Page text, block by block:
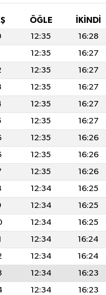
ÖĞLE İKINDI
12:35 16:28
12:35 16:27
12:35 16:27
12:35 16:27
12:35 16:27
12:35 16:27
12:35 16:26
12:35 16:26
12:35 16:26
12:34 16:25
12:34 16:25
12:34 16:25
12:34 16:24
12:34 16:24
12:34 16:23
12:34 16:23